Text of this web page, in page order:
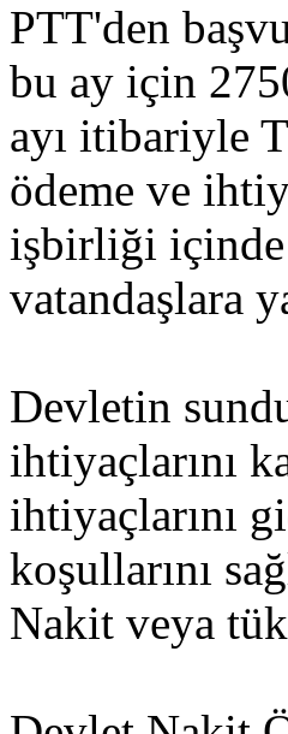
PTT'den
bu ay için
ayı itibariyle
ödeme ve
işbirliği
vatandaşlara
Devletin
ihtiyaçlarını
ihtiyaçlarını
koşullarını
Nakit veya